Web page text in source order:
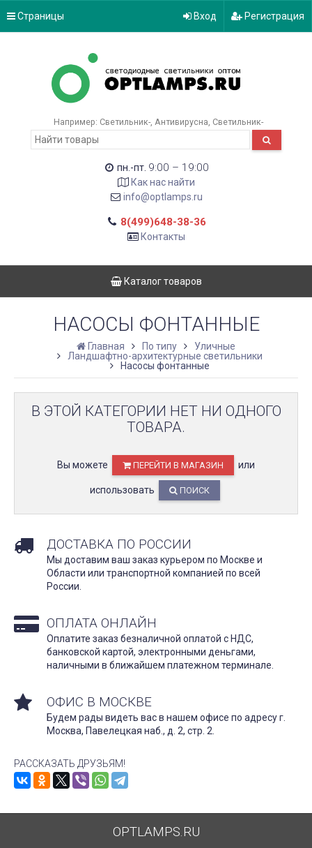
Страницы Вход Регистрация
Например: Светильник- Антивирусна Светильник-
пн.-пт. 9:00 – 19:00
Как нас найти
info@optlamps.ru
8(499)648-38-36
Контакты
Каталог товаров
НАСОСЫ ФОНТАННЫЕ
Главная По типу
Уличные
Ландшафтно-архитектурные светильники
Насосы фонтанные
В ЭТОЙ КАТЕГОРИИ НЕТ НИ ОДНОГО
ТОВАРА.
Вы можете ПЕРЕЙТИ В МАГАЗИН или
использовать ПОИСК
ДОСТАВКА ПО РОССИИ
Мы доставим ваш заказ курьером по Москве и
Области или транспортной компанией по всей
России.
ОПЛАТА ОНЛАЙН
Оплатите заказ безналичной оплатой с НДС,
банковской картой, электронными деньгами,
наличными в ближайшем платежном терминале.
ОФИС В МОСКВЕ
Будем рады видеть вас в нашем офисе по адресу г.
Москва, Павелецкая наб., д. 2, стр. 2.
РАССКАЗАТЬ ДРУЗЬЯМ!
OPTLAMPS.RU